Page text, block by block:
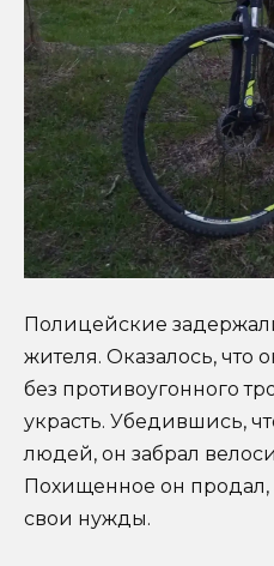
Полицейские
жителя. Оказалось, что
без противоугонного
украсть. Убедившись,
людей, он забрал
Похищенное он продал,
свои нужды.